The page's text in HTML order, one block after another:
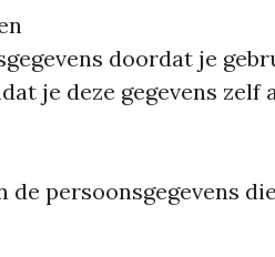
doordat je
je deze gegevens zelf
persoonsgegevens